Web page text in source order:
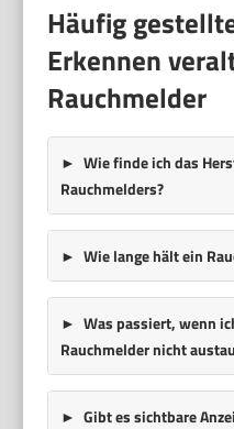
Häufig
Erkennen
Rauchmelder
Wie finde ich das
Rauchmelders?
Wie lange hält ein
Was passiert, wenn
Rauchmelder nicht
Gibt es sichtbare